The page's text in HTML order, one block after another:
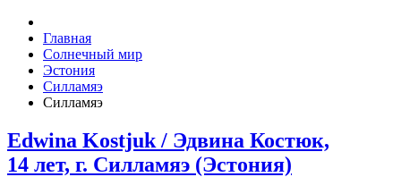
Главная
Солнечный мир
Эстония
Силламяэ
Силламяэ
Edwina Kostjuk / Эдвина Костюк,
14 лет, г. Силламяэ (Эстония)